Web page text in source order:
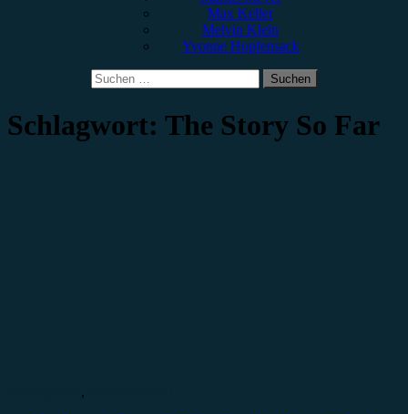
Max Keller
Melvin Klein
Yvonne Hopfensack
Suchen
nach:
Schlagwort: The Story So Far
,